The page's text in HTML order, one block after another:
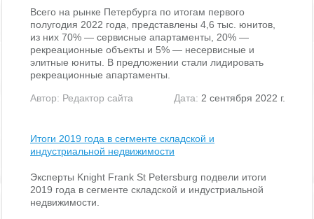
Всего на рынке Петербурга по итогам первого
полугодия 2022 года, представлены 4,6 тыс. юнитов,
из них 70% — сервисные апартаменты, 20% —
рекреационные объекты и 5% — несервисные и
элитные юниты. В предложении стали лидировать
рекреационные апартаменты.
Автор: Редактор сайта Дата: 2 сентября 2022 г.
Итоги 2019 года в сегменте складской и
индустриальной недвижимости
Эксперты Knight Frank St Petersburg подвели итоги
2019 года в сегменте складской и индустриальной
недвижимости.